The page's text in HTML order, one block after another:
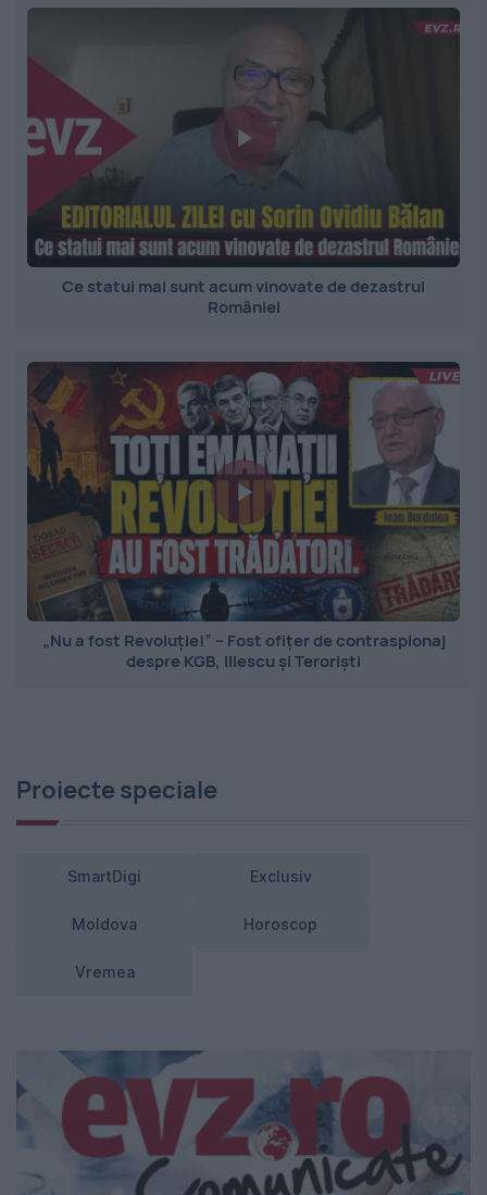
Ce statui mai sunt acum vinovate de dezastrul
României
„Nu a fost Revoluție!” – Fost ofițer de contraspionaj
despre KGB, Iliescu și Teroriști
Proiecte speciale
SmartDigi Exclusiv
Moldova Horoscop
Vremea